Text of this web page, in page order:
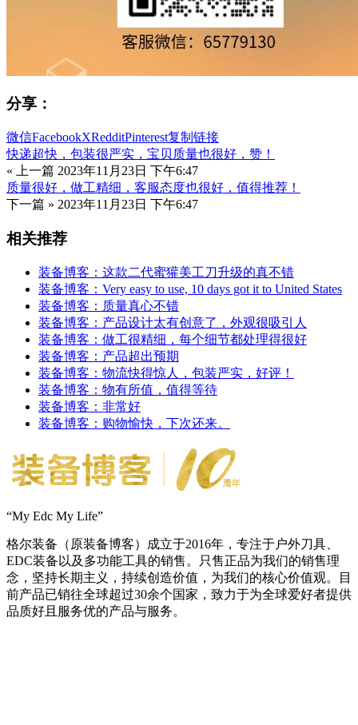
分享：
微信FacebookXRedditPinterest复制链接
快递超快，包装很严实，宝贝质量也很好，赞！
« 上一篇 2023年11月23日 下午6:47
质量很好，做工精细，客服态度也很好，值得推荐！
下一篇 » 2023年11月23日 下午6:47
相关推荐
装备博客：这款二代蜜獾美工刀升级的真不错
装备博客：Very easy to use, 10 days got it to United States
装备博客：质量真心不错
装备博客：产品设计太有创意了，外观很吸引人
装备博客：做工很精细，每个细节都处理得很好
装备博客：产品超出预期
装备博客：物流快得惊人，包装严实，好评！
装备博客：物有所值，值得等待
装备博客：非常好
装备博客：购物愉快，下次还来。
“My Edc My Life”
格尔装备（原装备博客）成立于2016年，专注于户外刀具、
EDC装备以及多功能工具的销售。只售正品为我们的销售理
念，坚持长期主义，持续创造价值，为我们的核心价值观。目
前产品已销往全球超过30余个国家，致力于为全球爱好者提供
品质好且服务优的产品与服务。